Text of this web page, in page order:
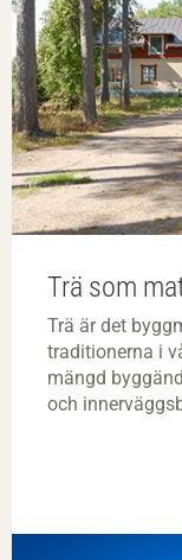
Trä som
Trä är det
traditionerna i
mängd
och
olika